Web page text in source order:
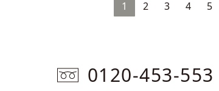
1 2 3 4 5
0120-453-553